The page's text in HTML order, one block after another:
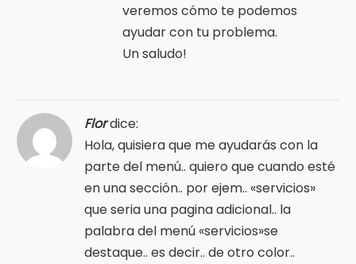
veremos cómo te podemos
ayudar con tu problema.
Un saludo!
Flordice:
Hola, quisiera que me ayudarás con la
parte del menú.. quiero que cuando esté
en una sección.. por ejem.. «servicios»
que seria una pagina adicional.. la
palabra del menú «servicios»se
destaque.. es decir.. de otro color..